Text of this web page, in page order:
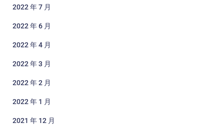
2022 年 7 月
2022 年 6 月
2022 年 4 月
2022 年 3 月
2022 年 2 月
2022 年 1 月
2021 年 12 月